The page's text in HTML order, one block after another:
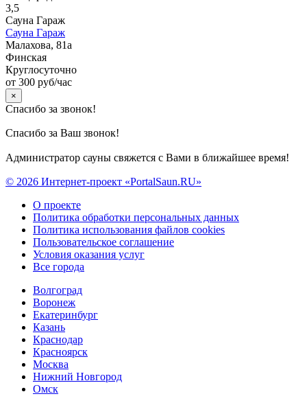
3,5
Сауна Гараж
Сауна Гараж
Малахова, 81а
Финская
Круглосуточно
от 300 руб/час
×
Спасибо за звонок!
Спасибо за Ваш звонок!
Администратор сауны свяжется с Вами в ближайшее время!
© 2026 Интернет-проект «PortalSaun.RU»
О проекте
Политика обработки персональных данных
Политика использования файлов cookies
Пользовательское соглашение
Условия оказания услуг
Все города
Волгоград
Воронеж
Екатеринбург
Казань
Краснодар
Красноярск
Москва
Нижний Новгород
Омск